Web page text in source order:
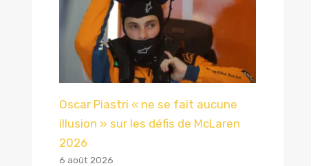
Oscar Piastri « ne se fait aucune
illusion » sur les défis de McLaren
2026
6 août 2026